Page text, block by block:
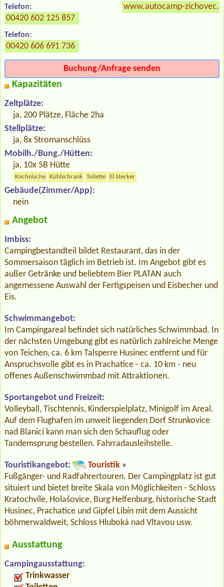
Telefon:
00420 602 125 857
Telefon:
00420 606 691 736
www.autocamp-
Buchung/Anfrage senden
Kapazitäten
Zeltplätze:
ja, 200 Plätze, Fläche 2ha
Stellplätze:
ja, 8x Stromanschlüss
Mobilh./Bung./Hütten:
ja, 10x 5B Hütte
Kochnische Kühlschrank Toilette El.Stecker
Gebäude(Zimmer/App):
nein
Angebot
Imbiss:
Campingbestandteil bildet Restaurant, das in der
Sommersaison täglich im Betrieb ist. Im Angebot gibt es
außer Getränke und beliebtem Bier PLATAN auch
angemessene Auswahl der Fertigspeisen und Eisbecher und
Eis.
Schwimmangebot:
Im Campingareal befindet sich natürliches Schwimmbad. In
der nächsten Umgebung gibt es natürlich zahlreiche Menge
von Teichen, ca. 6 km Talsperre Husinec entfernt und für
Anspruchsvolle gibt es in Prachatice - ca. 10 km - neu
offenes Außenschwimmbad mit Attraktionen.
Sportangebot und Freizeit:
Volleyball, Tischtennis, Kinderspielplatz, Minigolf im Areal.
Auf dem Flughafen im unweit liegenden Dorf Strunkovice
nad Blanicí kann man sich den Schauflug oder
Tandemsprung bestellen. Fahrradausleihstelle.
Touristikangebot: Touristik »
Fußgänger- und Radfahrertouren. Der Campingplatz ist gut
situiert und bietet breite Skala von Möglichkeiten - Schloss
Kratochvíle, Holašovice, Burg Helfenburg, historische Stadt
Husinec, Prachatice und Gipfel Libín mit dem Aussicht
böhmerwaldweit, Schloss Hluboká nad Vltavou usw.
Ausstattung
Campingausstattung:
Trinkwasser